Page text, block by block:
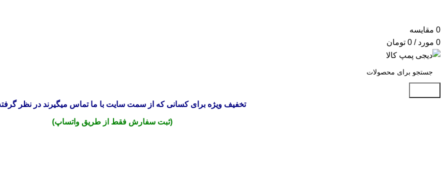
0 مقایسه
0 مورد /
0 تومان
تخفیف ویژه برای کسانی که از سمت سایت با ما تماس میگیرند در نظر
(ثبت سفارش فقط از طریق واتساپ)